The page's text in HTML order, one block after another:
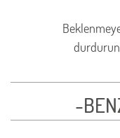
durdurun
-